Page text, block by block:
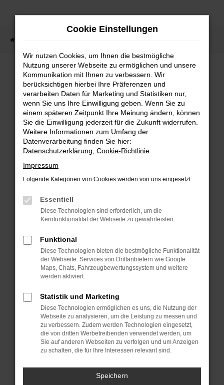
Zum
Fehler: Network Error
Beim Laden ist ein Fehler aufgetreten.
Hier sind ein paar Tipps, die dir helfen
können:
Überprüfe deine Firewall und
deine Internetverbindung.
Beispiel deine Suchmaschine?
Prüfe deine
Browsererweiterungen.
Manche Erweiterungen, wie
Werbeblocker, können das Laden
bestimmter Seiten verhindern.
anderen Browser oder in einem
privaten Fenster?
Starte dein Gerät neu.
Das kann manchmal helfen,
Cookie Einstellungen
Wir nutzen Cookies, um Ihnen die bestmögliche
Nutzung unserer Webseite zu ermöglichen und unsere
Kommunikation mit Ihnen zu verbessern. Wir
berücksichtigen hierbei Ihre Präferenzen und
verarbeiten Daten für Marketing und Statistiken nur,
wenn Sie uns Ihre Einwilligung geben. Wenn Sie zu
einem späteren Zeitpunkt Ihre Meinung ändern, können
Sie die Einwilligung jederzeit für die Zukunft widerrufen.
Weitere Informationen zum Umfang der
Datenverarbeitung finden Sie hier:
Datenschutzerklärung Cookie-Richtlinie
Impressum
Folgende Kategorien von Cookies werden von uns eingesetzt:
Essentiell
Diese Technologien sind erforderlich, um die
Kernfunktionalität der Webseite zu gewährleisten.
Funktional
Diese Technologien bieten die bestmögliche Funktionalität
der Webseite. Services von Drittanbietern wie Google
Maps, Chats, Fahrzeugbewertungssystem und weitere
werden aktiviert.
Statistik und Marketing
Diese Technologien ermöglichen es uns, die Nutzung der
Webseite zu analysieren, um die Leistung zu messen und
zu verbessern. Zudem werden Technologien eingesetzt,
die von dritten Werbetreibenden verwendet werden, um
Sie auf anderen Webseiten zu verfolgen und um Anzeigen
zu schalten, die für Ihre Interessen relevant sind.
Speichern